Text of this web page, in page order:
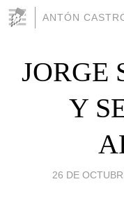
ANTÓN
JORGE
Y
26 DE